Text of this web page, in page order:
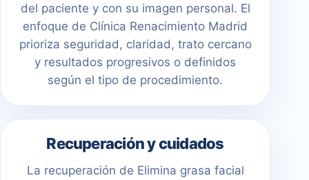
del paciente y con su imagen personal. El
enfoque de Clínica Renacimiento Madrid
prioriza seguridad, claridad, trato cercano
y resultados progresivos o definidos
según el tipo de procedimiento.
Recuperación y cuidados
La recuperación de Elimina grasa facial